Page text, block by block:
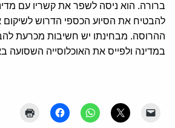
ברורה. הוא ניסה לשפר את קשריו עם
להבטיח את הסיוע הכספי הדרוש לשיקום
ההרוסה. מבחינתו יש חשיבות מכרעת
במדינה ולפייס את האוכלוסייה השסועה